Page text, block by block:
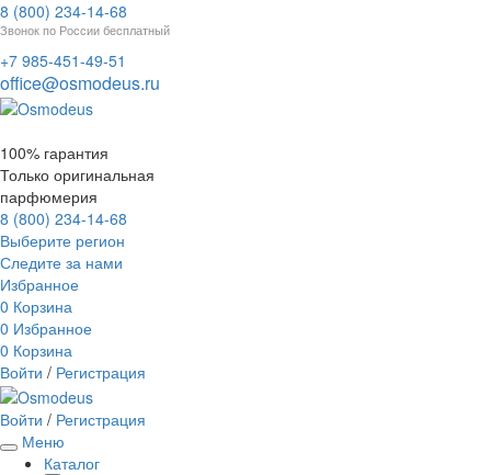
8 (800) 234-14-68
Звонок по России бесплатный
+7 985-451-49-51
office@osmodeus.ru
100% гарантия
Только оригинальная
парфюмерия
8 (800) 234-14-68
Выберите регион
Следите за нами
Избранное
0 Корзина
0 Избранное
0 Корзина
Войти / Регистрация
Войти / Регистрация
Меню
Каталог